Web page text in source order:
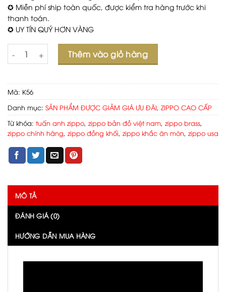
✪ Miễn phí ship toàn quốc, được kiểm tra hàng trước khi
thanh toán.
✪ UY TÍN QUÝ HƠN VÀNG
Số lượng Thêm vào giỏ hàng
Mã: K56
Danh mục: SẢN PHẨM ĐƯỢC GIẢM GIÁ ƯU ĐÃI, ZIPPO CAO CẤP
Từ khóa: tuấn anh zippo, zippo bản đồ việt nam, zippo brass,
zippo chính hãng, zippo đồng khối, zippo khắc ăn mòn, zippo usa
MÔ TẢ
ĐÁNH GIÁ (0)
HƯỚNG DẪN MUA HÀNG